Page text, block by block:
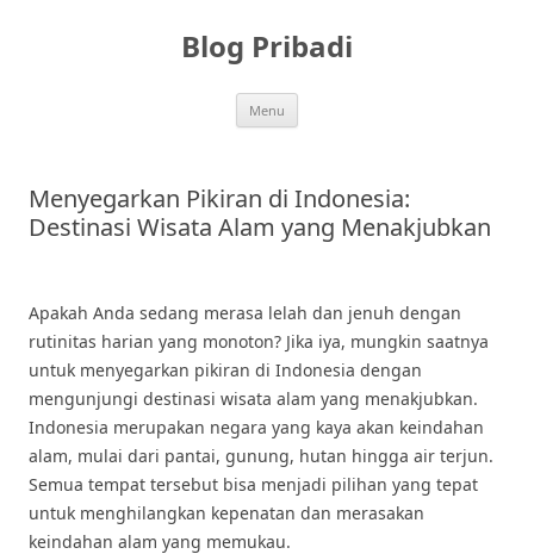
Blog Pribadi
Menu
Menyegarkan Pikiran di Indonesia:
Destinasi Wisata Alam yang Menakjubkan
Apakah Anda sedang merasa lelah dan jenuh dengan
rutinitas harian yang monoton? Jika iya, mungkin saatnya
untuk menyegarkan pikiran di Indonesia dengan
mengunjungi destinasi wisata alam yang menakjubkan.
Indonesia merupakan negara yang kaya akan keindahan
alam, mulai dari pantai, gunung, hutan hingga air terjun.
Semua tempat tersebut bisa menjadi pilihan yang tepat
untuk menghilangkan kepenatan dan merasakan
keindahan alam yang memukau.